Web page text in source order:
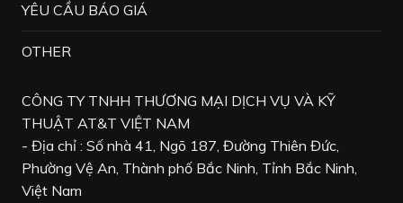
YÊU CẦU BÁO GIÁ
OTHER
CÔNG TY TNHH THƯƠNG MẠI DỊCH VỤ VÀ KỸ
THUẬT AT&T VIỆT NAM
- Địa chỉ : Số nhà 41, Ngõ 187, Đường Thiên Đức,
Phường Vệ An, Thành phố Bắc Ninh, Tỉnh Bắc Ninh,
Việt Nam